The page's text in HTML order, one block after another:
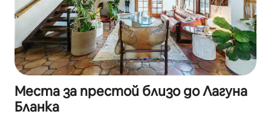
Места за престой близо до Лагуна
Бланка